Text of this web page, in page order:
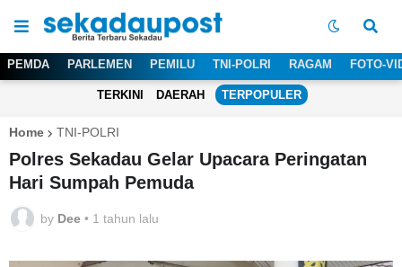
PEMDA PARLEMEN PEMILU TNI-POLRI RAGAM FOTO-
TERKINI DAERAH TERPOPULER
Home TNI-POLRI
Polres Sekadau Gelar Upacara Peringatan
Hari Sumpah Pemuda
by Dee • 1 tahun lalu